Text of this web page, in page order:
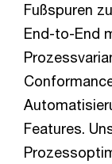
Fußspuren
End-to-End
Features.